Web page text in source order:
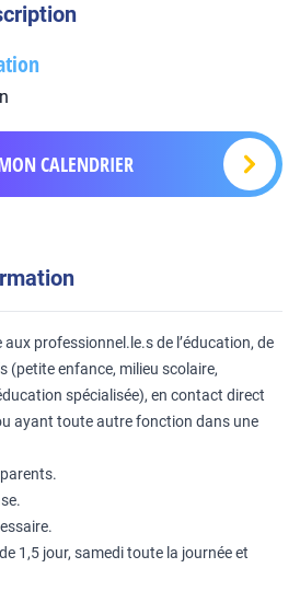
CALENDRIER
professionnel.le.s de l’éducation, de
(petite enfance, milieu scolaire,
spécialisée), en contact direct
ayant toute autre fonction dans une
1,5 jour, samedi toute la journée et